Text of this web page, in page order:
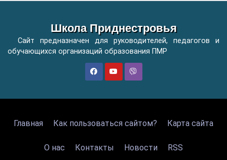
Школа Приднестровья
Сайт предназначен для руководителей, педагогов и
обучающихся организаций образования ПМР
Главная Как пользоваться сайтом? Карта сайта
О нас Контакты Новости RSS